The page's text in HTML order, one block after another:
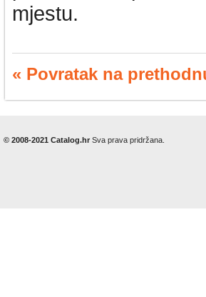
mjestu.
« Povratak na
© 2008-2021 Catalog.hr Sva prava pridržana.